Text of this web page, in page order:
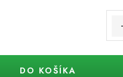
DO KOŠÍKA